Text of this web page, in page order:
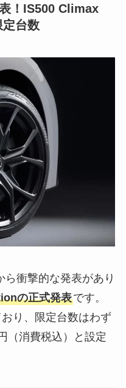
！IS500 Climax
台数
衝撃的な発表があり
の正式発表です。
り、限定台数はわず
（消費税込）と設定